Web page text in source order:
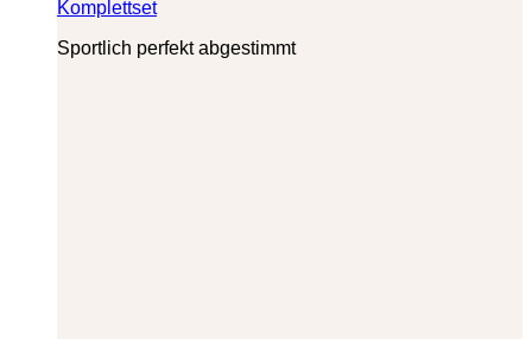
Komplettset
Sportlich perfekt abgestimmt